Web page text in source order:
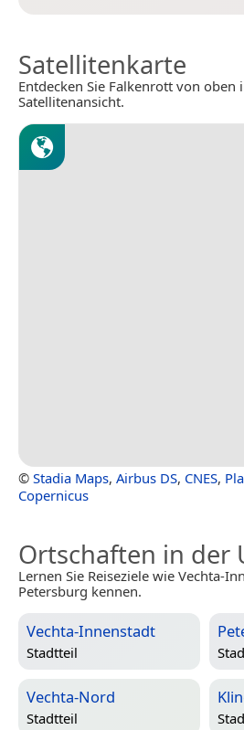
Satellitenkarte
Entdecken Sie Falkenrott von
Satellitenansicht.
© Stadia Maps, Airbus DS, CNES,
Copernicus
Ortschaften in der
Lernen Sie Reiseziele wie Vechta-
Petersburg kennen.
Vechta-Innenstadt
Stadtteil
Vechta-Nord
Stadtteil